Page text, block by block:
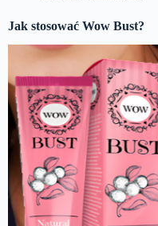
Jak stosować Wow Bust?